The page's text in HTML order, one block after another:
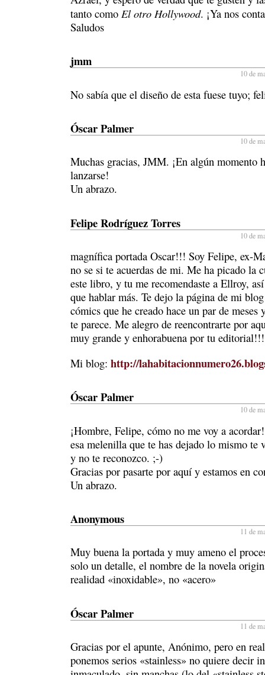
tanto como El otro Hollywood. ¡Ya nos
Saludos
jmm
10 de
No sabía que el diseño de esta fuese tuyo;
Óscar Palmer
10 de
Muchas gracias, JMM. ¡En algún momento
lanzarse!
Un abrazo.
Felipe Rodríguez Torres
10 de
magnífica portada Oscar!!! Soy Felipe, ex-
no se si te acuerdas de mi. Me ha picado la
este libro, y tu me recomendaste a Ellroy,
que hablar más. Te dejo la página de mi
cómics que he creado hace un par de meses
te parece. Me alegro de reencontrarte por
muy grande y enhorabuena por tu editorial!!!
Mi blog: http://
Óscar Palmer
10 de
¡Hombre, Felipe, cómo no me voy a
esa melenilla que te has dejado lo mismo te
y no te reconozco. ;-)
Gracias por pasarte por aquí y estamos en
Un abrazo.
Anonymous
11 de
Muy buena la portada y muy ameno el
solo un detalle, el nombre de la novela
realidad «inoxidable», no «acero»
Óscar Palmer
11 de
Gracias por el apunte, Anónimo, pero en
ponemos serios «stainless» no quiere decir